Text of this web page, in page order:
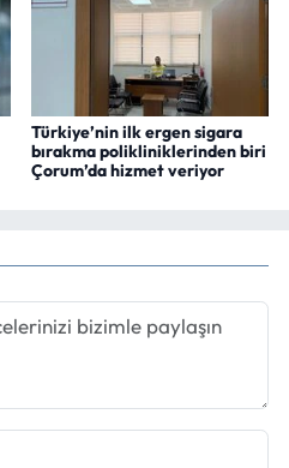
Türkiye’nin ilk ergen sigara
bırakma polikliniklerinden biri
Çorum’da hizmet veriyor